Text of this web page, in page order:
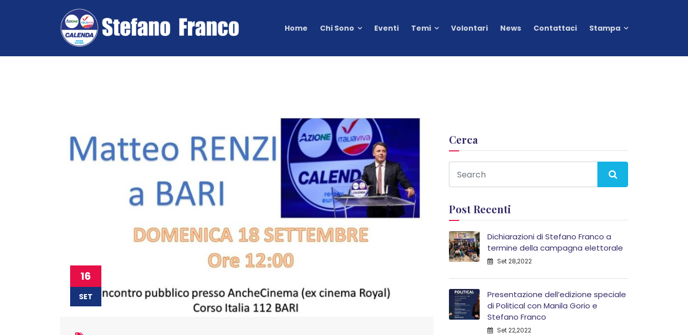
Home Chi Sono Eventi Temi Volontari News Contattaci Stampa
16
SET
Cerca
Post Recenti
Dichiarazioni di Stefano Franco a
termine della campagna elettorale
Set 28,2022
Presentazione dell’edizione speciale
di Political con Manila Gorio e
Stefano Franco
Set 22,2022